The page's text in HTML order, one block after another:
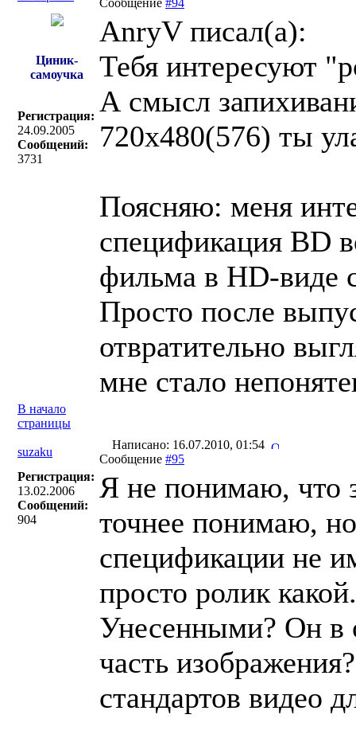
Сообщение #94
Циник-
самоучка
Регистрация:
24.09.2005
Сообщений:
3731
AnryV писал(a):
Тебя интересуют
А смысл
720х480(576) ты
Поясняю: меня
спецификация BD
фильма в HD-виде
Просто после
отвратительно
мне стало
В начало
страницы
suzaku
Написано: 16.07.2010, 01:54
Сообщение #95
Регистрация:
13.02.2006
Сообщений:
904
Я не понимаю, что
точнее понимаю,
спецификации не
просто ролик
Унесенными? Он в
часть
стандартов видео